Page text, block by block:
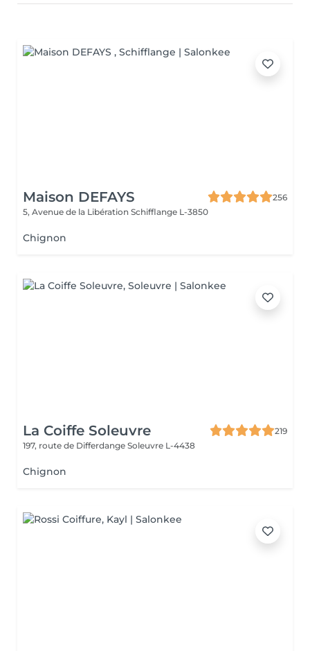
Maison DEFAYS
256
5, Avenue de la Libération Schifflange L-3850
Chignon
La Coiffe Soleuvre
219
197, route de Differdange Soleuvre L-4438
Chignon